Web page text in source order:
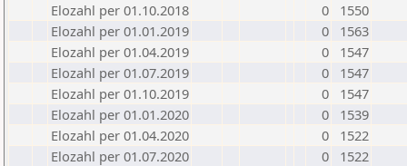
Elozahl per 01.10.2018
0
1550
Elozahl per 01.01.2019
0
1563
Elozahl per 01.04.2019
0
1547
Elozahl per 01.07.2019
0
1547
Elozahl per 01.10.2019
0
1547
Elozahl per 01.01.2020
0
1539
Elozahl per 01.04.2020
0
1522
Elozahl per 01.07.2020
0
1522